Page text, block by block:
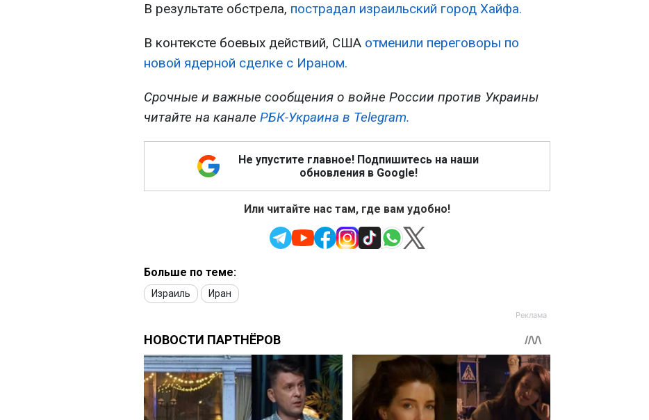
В результате обстрела, пострадал израильский город Хайфа.
В контексте боевых действий, США отменили переговоры по
новой ядерной сделке с Ираном.
Срочные и важные сообщения о войне России против Украины
читайте на канале РБК-Украина в Telegram.
Не упустите главное! Подпишитесь на наши
обновления в Google!
Или читайте нас там, где вам удобно!
Больше по теме:
Израиль Иран